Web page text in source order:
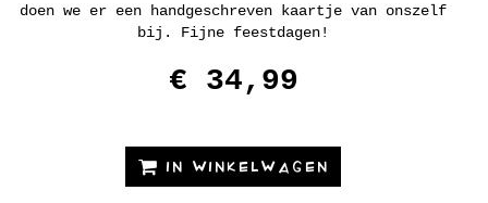
doen we er een handgeschreven kaartje van onszelf
bij. Fijne feestdagen!
€ 34,99
IN WINKELWAGEN